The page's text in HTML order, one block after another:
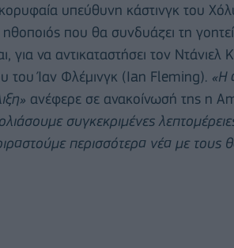
υπεύθυνη κάστινγκ του
που θα συνδυάζει τη
για να αντικαταστήσει τον
του Ίαν Φλέμινγκ (Ian Fleming). «Η
ανέφερε σε ανακοίνωσή της η
συγκεκριμένες
περισσότερα νέα με τους